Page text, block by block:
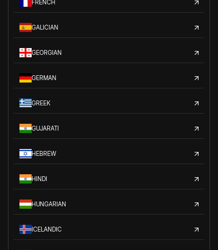
FRENCH
GALICIAN
GEORGIAN
GERMAN
GREEK
GUJARATI
HEBREW
HINDI
HUNGARIAN
ICELANDIC